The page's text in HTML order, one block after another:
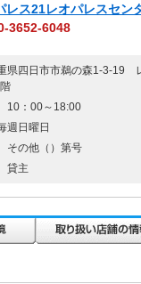
レス21レオパレスセン
3652-6048
県四日市市鵜の森1-3-19
10：00～18:00
週日曜日
その他（）第号
貸主